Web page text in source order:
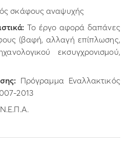
σκάφους αναψυχής
Το έργο αφορά δαπάνες
(βαφή, αλλαγή επίπλωσης,
εκσυγχρονισμού,
Πρόγραμμα Εναλλακτικός
2013